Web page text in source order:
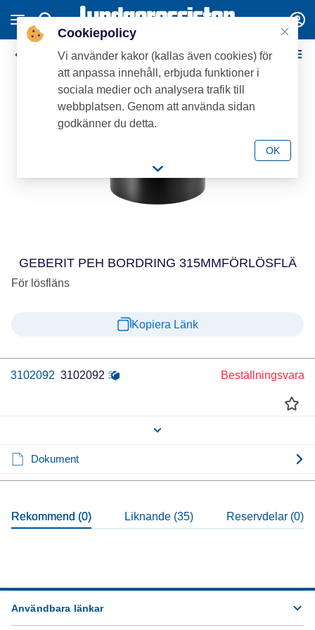
Anborrningsbyglar/-sadlar/-ringar
GEBERIT PEH BORDRING 315MMFÖRLÖSFLÄ
För lösfläns
Kopiera Länk
3102092 3102092 Beställningsvara
Dokument
Rekommend (0) Liknande (35) Reservdelar (0)
Användbara länkar
Cookiepolicy
Vi använder kakor (kallas även cookies) för
att anpassa innehåll, erbjuda funktioner i
sociala medier och analysera trafik till
webbplatsen. Genom att använda sidan
godkänner du detta.
OK